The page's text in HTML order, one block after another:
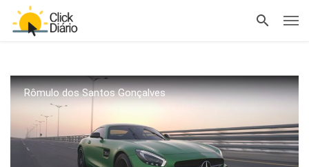
Rômulo dos Santos Gonçalves